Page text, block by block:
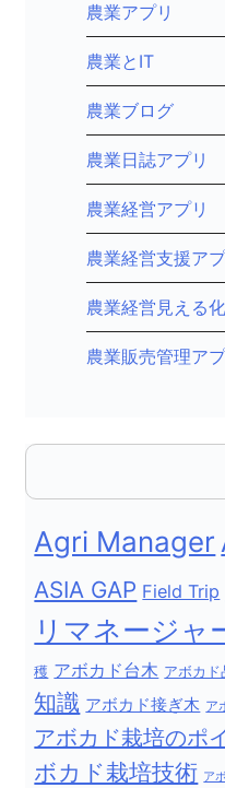
農業アプリ
農業とIT
農業ブログ
農業日誌アプリ
農業経営アプリ
農業経営支援ア
農業経営見える化
農業販売管理ア
Agri Manager
ASIA GAP Field Trip
リマネージャ
穫 アボカド台木 アボカド
知識 アボカド接ぎ木 ア
アボカド栽培のポ
ボカド栽培技術 ア